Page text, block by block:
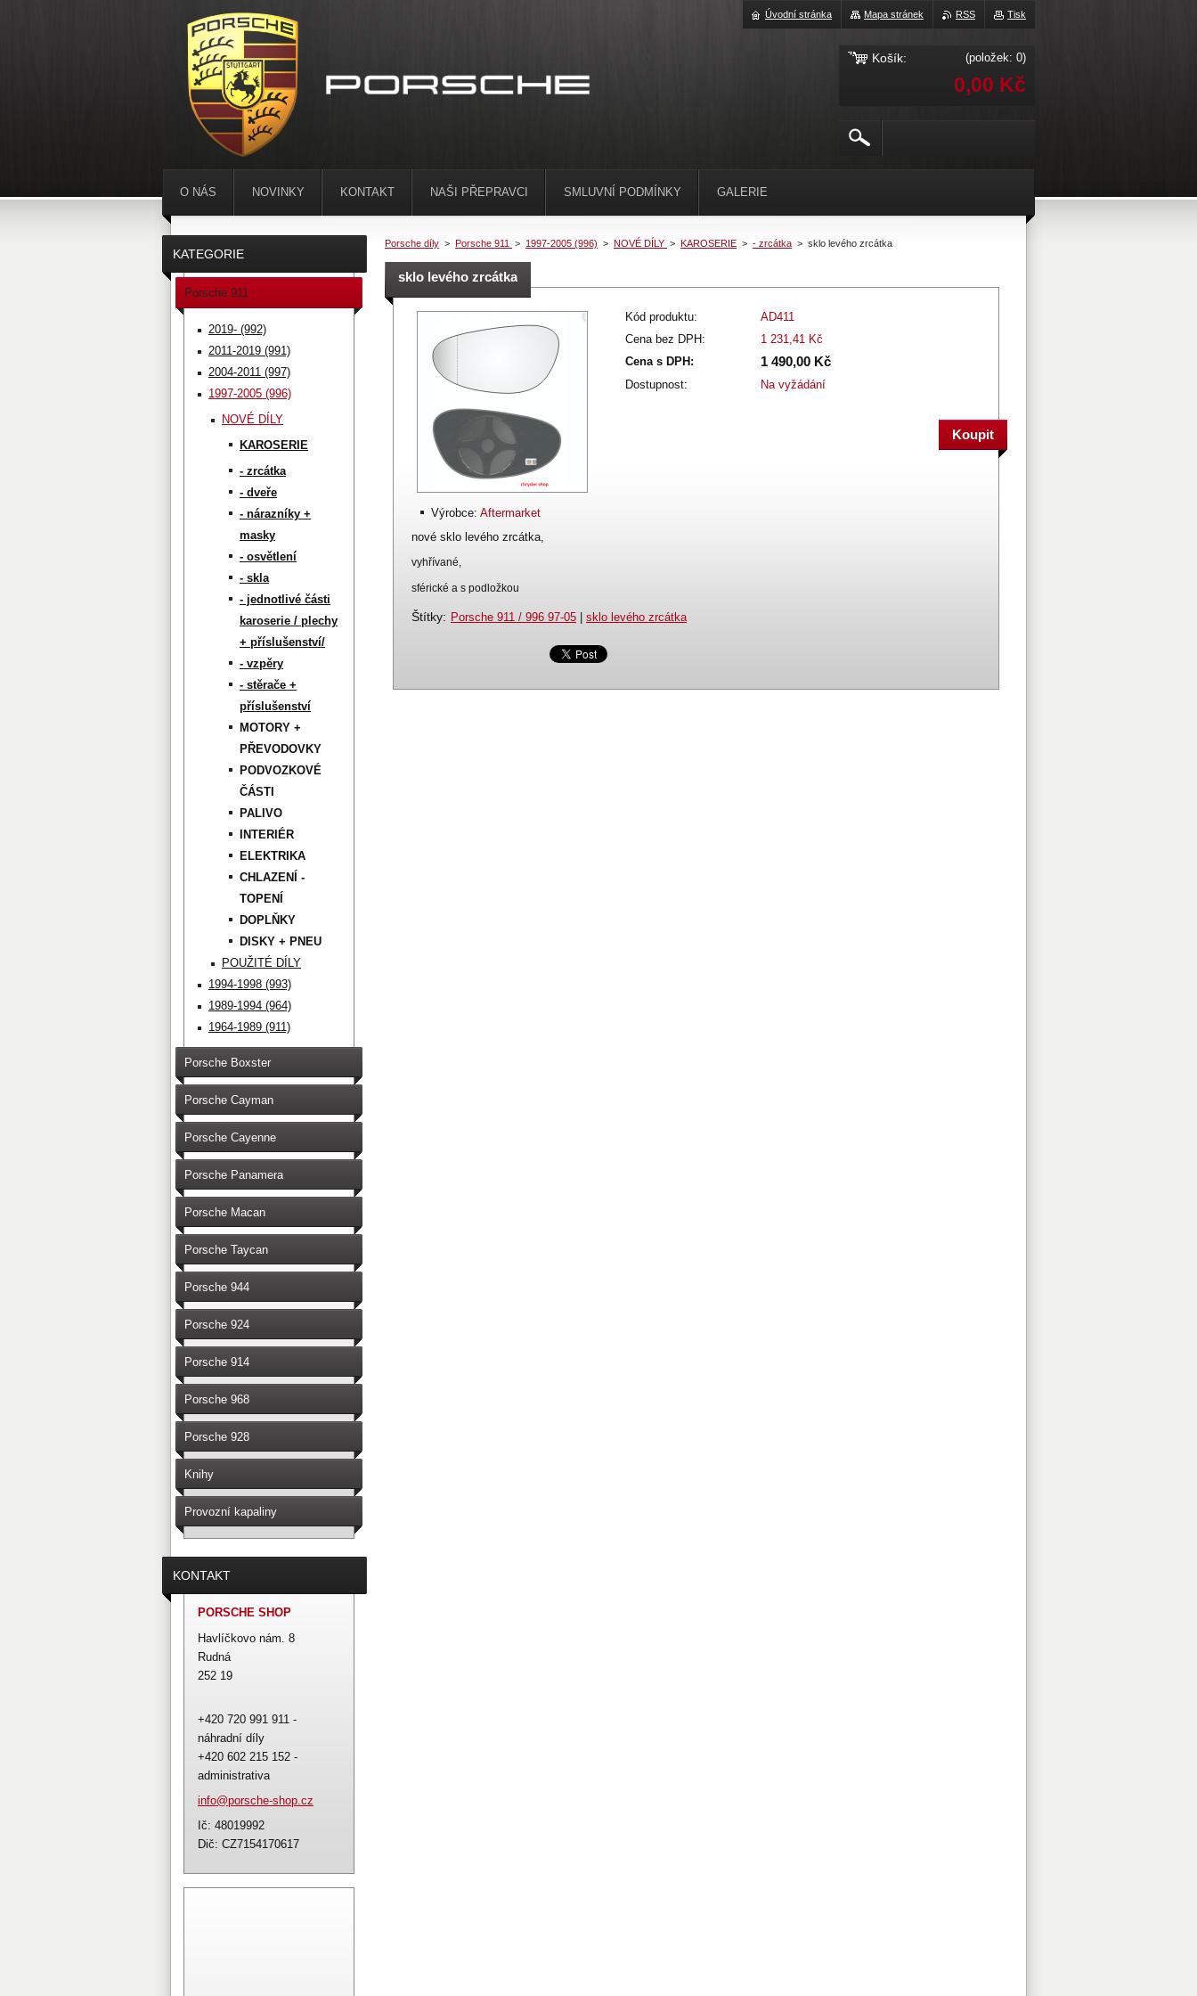
Porsche díly > Porsche 911 > 1997-2005 (996) > NOVÉ DÍLY > KAROSERIE > - zrcátka > sklo levého zrcátka
sklo levého zrcátka
Kód produktu:
AD411
Cena bez DPH:
1 231,41 Kč
Cena s DPH:
1 490,00 Kč
Dostupnost: Na vyžádání
Výrobce: Aftermarket
nové sklo levého zrcátka,
vyhřívané,
sférické a s podložkou
Štítky: Porsche 911 / 996 97-05 sklo levého zrcátka
KATEGORIE
Porsche 911
2019- (992)
2011-2019 (991)
2004-2011 (997)
1997-2005 (996)
NOVÉ DÍLY
KAROSERIE
- zrcátka
- dveře
- nárazníky +
masky
- osvětlení
- skla
- jednotlivé části
karoserie / plechy
+ příslušenství/
- vzpěry
- stěrače +
příslušenství
MOTORY +
PŘEVODOVKY
PODVOZKOVÉ
ČÁSTI
PALIVO
INTERIÉR
ELEKTRIKA
CHLAZENÍ -
TOPENÍ
DOPLŇKY
DISKY + PNEU
POUŽITÉ DÍLY
1994-1998 (993)
1989-1994 (964)
1964-1989 (911)
Porsche Boxster
Porsche Cayman
Porsche Cayenne
Porsche Panamera
Porsche Macan
Porsche Taycan
Porsche 944
Porsche 924
Porsche 914
Porsche 968
Porsche 928
Knihy
Provozní kapaliny
KONTAKT
PORSCHE SHOP
Havlíčkovo nám. 8
Rudná
252 19
+420 720 991 911 -
náhradní díly
+420 602 215 152 -
administrativa
info@porsche-shop.cz
Ič: 48019992
Dič: CZ7154170617
O NÁS NOVINKY KONTAKT NAŠI PŘEPRAVCI SMLUVNÍ PODMÍNKY GALERIE
Tisk
RSS
Mapa stránek
Úvodní stránka
Košík: (položek: 0)
0,00 Kč